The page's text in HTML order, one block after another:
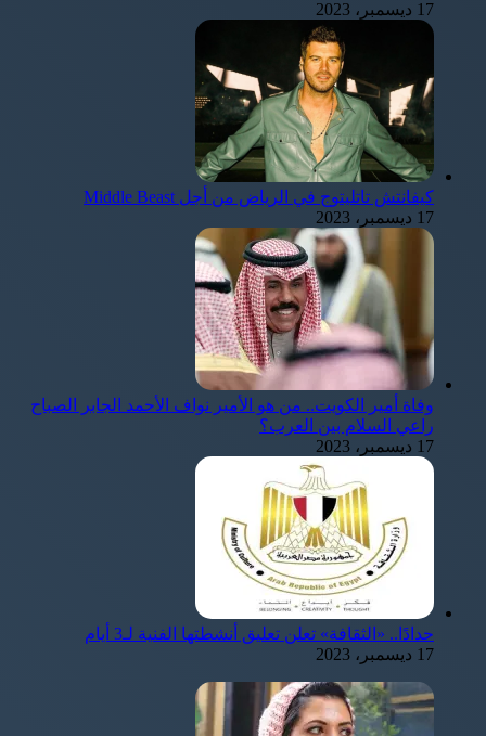
17 ديسمبر، 2023
كيفانتش تاتليتوج في الرياض من أجل Middle Beast
17 ديسمبر، 2023
وفاة أمير الكويت.. من هو الأمير نواف الأحمد الجابر الصباح
راعي السلام بين العرب؟
17 ديسمبر، 2023
حدادًا.. «الثقافة» تعلن تعليق أنشطتها الفنية لـ3 أيام
17 ديسمبر، 2023